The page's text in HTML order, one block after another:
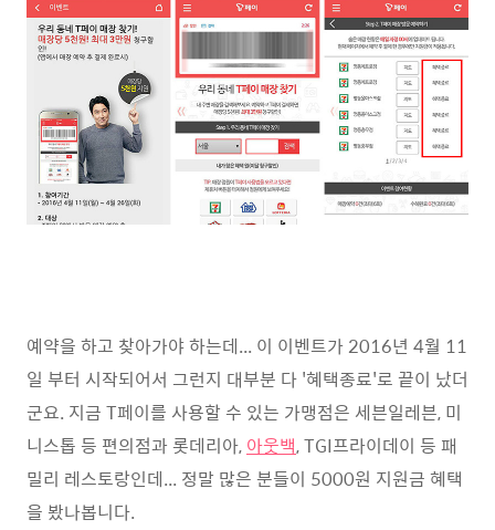
예약을 하고 찾아가야 하는데... 이 이벤트가 2016년 4월 11
일 부터 시작되어서 그런지 대부분 다 '혜택종료'로 끝이 났더
군요. 지금 T페이를 사용할 수 있는 가맹점은 세븐일레븐, 미
니스톱 등 편의점과 롯데리아, 아웃백, TGI프라이데이 등 패
밀리 레스토랑인데... 정말 많은 분들이 5000원 지원금 혜택
을 봤나봅니다.